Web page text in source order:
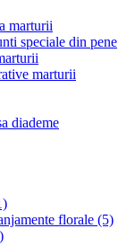
marturii
speciale din pene
marturii
diademe
florale (5)